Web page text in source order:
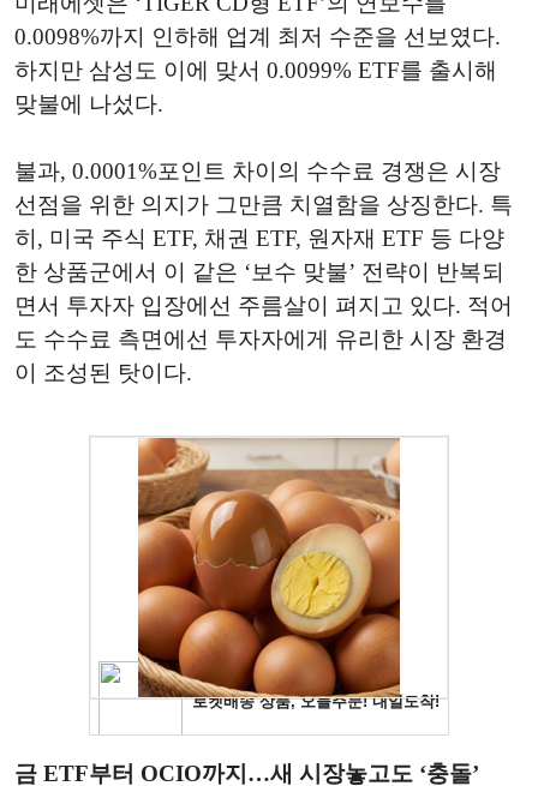
0.0098%까지 인하해 업계 최저 수준을 선보였다.
하지만 삼성도 이에 맞서 0.0099% ETF를 출시해
맞불에 나섰다.
불과, 0.0001%포인트 차이의 수수료 경쟁은 시장
선점을 위한 의지가 그만큼 치열함을 상징한다. 특
히, 미국 주식 ETF, 채권 ETF, 원자재 ETF 등 다양
한 상품군에서 이 같은 ‘보수 맞불’ 전략이 반복되
면서 투자자 입장에선 주름살이 펴지고 있다. 적어
도 수수료 측면에선 투자자에게 유리한 시장 환경
이 조성된 탓이다.
금 ETF부터 OCIO까지…새 시장놓고도 ‘충돌’